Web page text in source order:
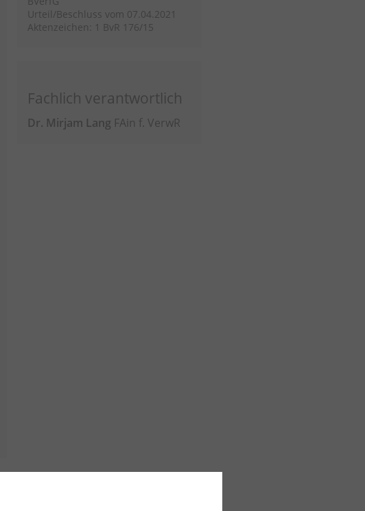
Urteil/Beschluss vom 07.04.2021
Aktenzeichen: 1 BvR 176/15
Fachlich verantwortlich
Dr. Mirjam Lang FAin f. VerwR